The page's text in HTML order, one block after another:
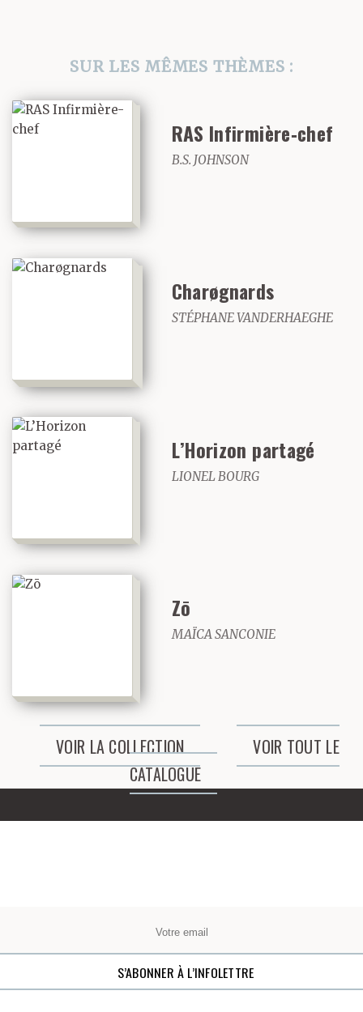
SUR LES MÊMES THÈMES :
RAS Infirmière‑chef
B.S. JOHNSON
Charøgnards
STÉPHANE VANDERHAEGHE
L’Horizon partagé
LIONEL BOURG
Zō
MAÏCA SANCONIE
VOIR LA COLLECTION
VOIR TOUT LE
CATALOGUE